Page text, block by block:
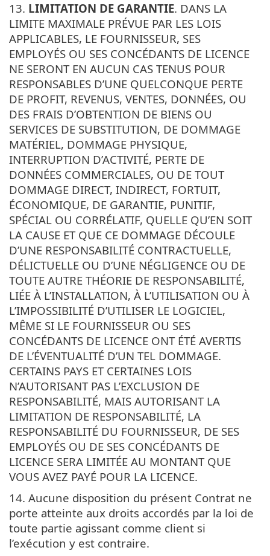
13. LIMITATION DE GARANTIE. DANS LA
LIMITE MAXIMALE PRÉVUE PAR LES LOIS
APPLICABLES, LE FOURNISSEUR, SES
EMPLOYÉS OU SES CONCÉDANTS DE LICENCE
NE SERONT EN AUCUN CAS TENUS POUR
RESPONSABLES D’UNE QUELCONQUE PERTE
DE PROFIT, REVENUS, VENTES, DONNÉES, OU
DES FRAIS D’OBTENTION DE BIENS OU
SERVICES DE SUBSTITUTION, DE DOMMAGE
MATÉRIEL, DOMMAGE PHYSIQUE,
INTERRUPTION D’ACTIVITÉ, PERTE DE
DONNÉES COMMERCIALES, OU DE TOUT
DOMMAGE DIRECT, INDIRECT, FORTUIT,
ÉCONOMIQUE, DE GARANTIE, PUNITIF,
SPÉCIAL OU CORRÉLATIF, QUELLE QU’EN SOIT
LA CAUSE ET QUE CE DOMMAGE DÉCOULE
D’UNE RESPONSABILITÉ CONTRACTUELLE,
DÉLICTUELLE OU D’UNE NÉGLIGENCE OU DE
TOUTE AUTRE THÉORIE DE RESPONSABILITÉ,
LIÉE À L’INSTALLATION, À L’UTILISATION OU À
L’IMPOSSIBILITÉ D’UTILISER LE LOGICIEL,
MÊME SI LE FOURNISSEUR OU SES
CONCÉDANTS DE LICENCE ONT ÉTÉ AVERTIS
DE L’ÉVENTUALITÉ D’UN TEL DOMMAGE.
CERTAINS PAYS ET CERTAINES LOIS
N’AUTORISANT PAS L’EXCLUSION DE
RESPONSABILITÉ, MAIS AUTORISANT LA
LIMITATION DE RESPONSABILITÉ, LA
RESPONSABILITÉ DU FOURNISSEUR, DE SES
EMPLOYÉS OU DE SES CONCÉDANTS DE
LICENCE SERA LIMITÉE AU MONTANT QUE
VOUS AVEZ PAYÉ POUR LA LICENCE.
14. Aucune disposition du présent Contrat ne
porte atteinte aux droits accordés par la loi de
toute partie agissant comme client si
l’exécution y est contraire.